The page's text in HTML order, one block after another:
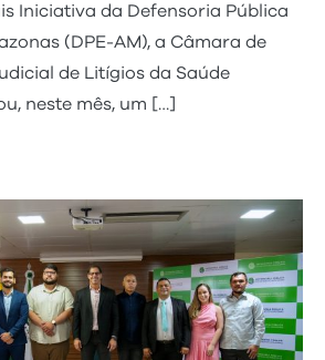
Iniciativa da Defensoria Pública
(DPE-AM), a Câmara de
de Litígios da Saúde
neste mês, um […]